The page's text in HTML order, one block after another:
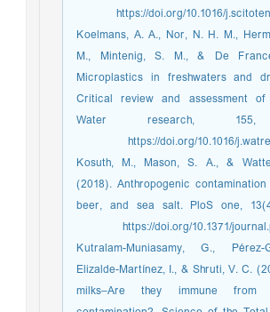
https://doi.org/10.1016/
Koelmans, A. A., Nor, N. H. M.,
M., Mintenig, S. M., & De
Microplastics in freshwaters and
Critical review and assessment
Water research, 155,
https://doi.org/10.1016/
Kosuth, M., Mason, S. A., &
(2018). Anthropogenic
beer, and sea salt. PloS one,
https://doi.org/10.1371/
Kutralam-Muniasamy, G.,
Elizalde-Martínez, I., & Shruti, V. C.
milks–Are they immune from